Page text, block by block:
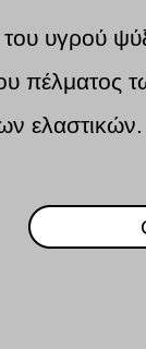
υγρού
πέλματος
ελαστικών.